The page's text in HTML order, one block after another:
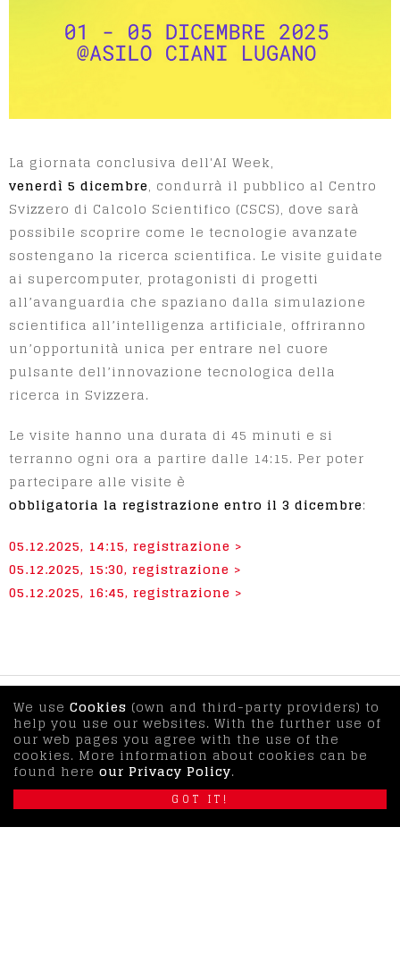
La giornata conclusiva dell'AI Week,
venerdì 5 dicembre, condurrà il pubblico al Centro
Svizzero di Calcolo Scientifico (CSCS), dove sarà
possibile scoprire come le tecnologie avanzate
sostengano la ricerca scientifica. Le visite guidate
ai supercomputer, protagonisti di progetti
all’avanguardia che spaziano dalla simulazione
scientifica all’intelligenza artificiale, offriranno
un’opportunità unica per entrare nel cuore
pulsante dell’innovazione tecnologica della
ricerca in Svizzera.
Le visite hanno una durata di 45 minuti e si
terranno ogni ora a partire dalle 14:15. Per poter
partecipare alle visite è
obbligatoria la registrazione entro il 3 dicembre:
05.12.2025, 14:15, registrazione >
05.12.2025, 15:30, registrazione >
05.12.2025, 16:45, registrazione >
We use Cookies (own and third-party providers) to
help you use our websites. With the further use of
our web pages you agree with the use of the
cookies. More information about cookies can be
found here our Privacy Policy.
GOT IT!